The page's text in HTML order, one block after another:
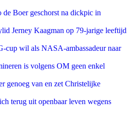
Boer geschorst na dickpic in
Jerney Kaagman op 79-jarige leeftijd
cup wil als NASA-ambassadeur naar
is volgens OM geen enkel
genoeg van en zet Christelijke
terug uit openbaar leven wegens